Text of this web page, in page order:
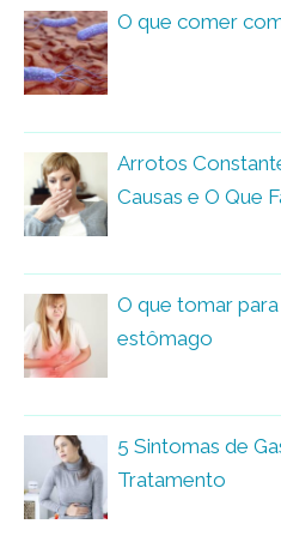
O que comer
Arrotos
Causas e O Que
O que tomar
estômago
5 Sintomas de
Tratamento